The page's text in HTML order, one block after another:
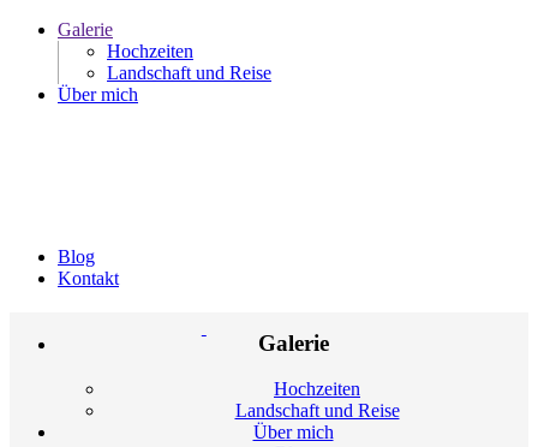
Galerie
Hochzeiten
Landschaft und Reise
Über mich
Blog
Kontakt
Galerie
Hochzeiten
Landschaft und Reise
Über mich